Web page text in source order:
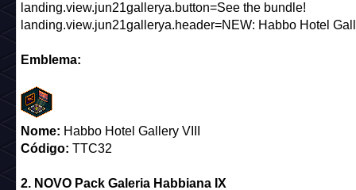
landing.view.jun21gallerya.button=See the bundle!
landing.view.jun21gallerya.header=NEW: Habbo Hotel
Emblema:
Nome: Habbo Hotel Gallery VIII
Código: TTC32
2. NOVO Pack Galeria Habbiana IX